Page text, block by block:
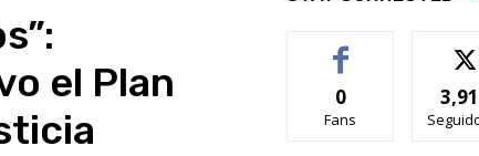
el Plan
0
Fans